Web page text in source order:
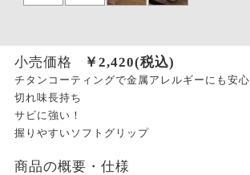
小売価格 ￥ 2,420(税込)
チタンコーティングで金属アレルギーにも安心
切れ味長持ち
サビに強い！
握りやすいソフトグリップ
商品の概要・仕様